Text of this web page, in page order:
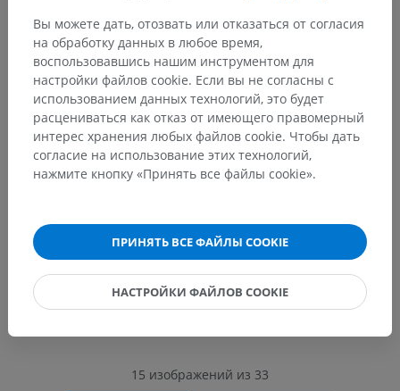
15 изображений из 33
Вы можете дать, отозвать или отказаться от согласия
на обработку данных в любое время,
воспользовавшись нашим инструментом для
настройки файлов cookie. Если вы не согласны с
использованием данных технологий, это будет
расцениваться как отказ от имеющего правомерный
интерес хранения любых файлов cookie. Чтобы дать
согласие на использование этих технологий,
нажмите кнопку «Принять все файлы cookie».
ПРИНЯТЬ ВСЕ ФАЙЛЫ COOKIE
НАСТРОЙКИ ФАЙЛОВ COOKIE